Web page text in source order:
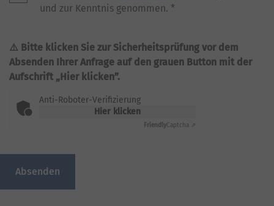
und zur Kenntnis genommen. *
Bitte klicken Sie zur Sicherheitsprüfung vor dem
Absenden Ihrer Anfrage auf den grauen Button mit der
Aufschrift „Hier klicken”.
Anti-Roboter-Verifizierung
Hier klicken
FriendlyCaptcha ⇗
Absenden